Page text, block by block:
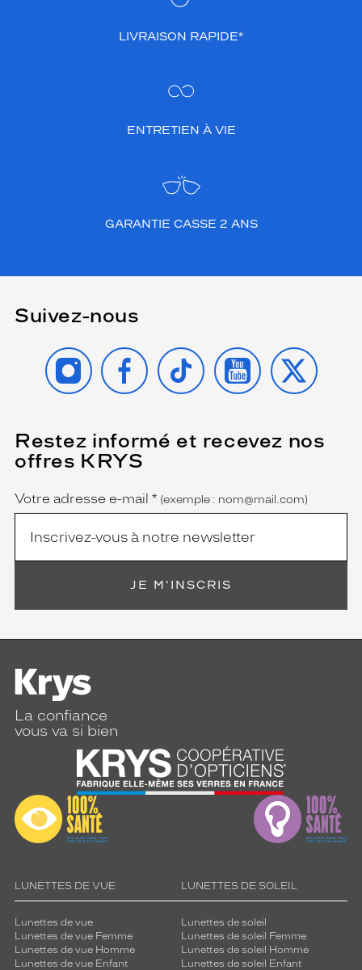
LIVRAISON RAPIDE*
ENTRETIEN À VIE
GARANTIE CASSE 2 ANS
Suivez-nous
INSTAGRAMFACEBOOK
TIKTOK YOUTUBE
X
Restez informé et recevez nos
offres KRYS
Name
Votre adresse e-mail *
(Ce
champ
est
obligatoire)
(exemple : nom@mail.com)
JE M'INSCRIS
La confiance
vous va si bien
LUNETTES DE VUE
Lunettes de vue
Lunettes de vue Femme
Lunettes de vue Homme
Lunettes de vue Enfant
LUNETTES DE SOLEIL
Lunettes de soleil
Lunettes de soleil Femme
Lunettes de soleil Homme
Lunettes de soleil Enfant